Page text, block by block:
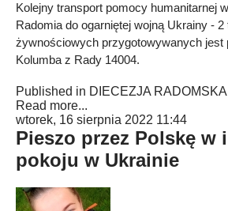
Kolejny transport pomocy humanitarnej
Radomia do ogarniętej wojną Ukrainy -
żywnościowych przygotowywanych jest
Kolumba z Rady 14004.
Published in DIECEZJA RADOMSKA
Read more...
wtorek, 16 sierpnia 2022 11:44
Pieszo przez Polskę w
pokoju w Ukrainie